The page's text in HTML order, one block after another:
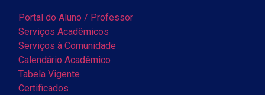
Portal do Aluno / Professor
Serviços Acadêmicos
Serviços à Comunidade
Calendário Acadêmico
Tabela Vigente
Certificados